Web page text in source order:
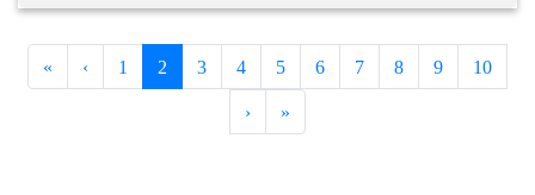
« ‹ 1 2 (current)
3 4 5 6 7 8 9 10
› »